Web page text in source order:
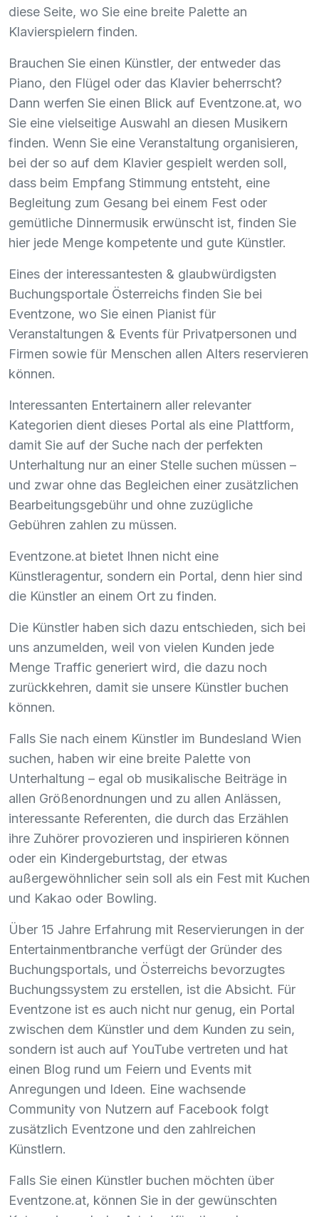
diese Seite, wo Sie eine breite Palette an
Klavierspielern finden.
Brauchen Sie einen Künstler, der entweder das
Piano, den Flügel oder das Klavier beherrscht?
Dann werfen Sie einen Blick auf Eventzone.at, wo
Sie eine vielseitige Auswahl an diesen Musikern
finden. Wenn Sie eine Veranstaltung organisieren,
bei der so auf dem Klavier gespielt werden soll,
dass beim Empfang Stimmung entsteht, eine
Begleitung zum Gesang bei einem Fest oder
gemütliche Dinnermusik erwünscht ist, finden Sie
hier jede Menge kompetente und gute Künstler.
Eines der interessantesten & glaubwürdigsten
Buchungsportale Österreichs finden Sie bei
Eventzone, wo Sie einen Pianist für
Veranstaltungen & Events für Privatpersonen und
Firmen sowie für Menschen allen Alters reservieren
können.
Interessanten Entertainern aller relevanter
Kategorien dient dieses Portal als eine Plattform,
damit Sie auf der Suche nach der perfekten
Unterhaltung nur an einer Stelle suchen müssen –
und zwar ohne das Begleichen einer zusätzlichen
Bearbeitungsgebühr und ohne zuzügliche
Gebühren zahlen zu müssen.
Eventzone.at bietet Ihnen nicht eine
Künstleragentur, sondern ein Portal, denn hier sind
die Künstler an einem Ort zu finden.
Die Künstler haben sich dazu entschieden, sich bei
uns anzumelden, weil von vielen Kunden jede
Menge Traffic generiert wird, die dazu noch
zurückkehren, damit sie unsere Künstler buchen
können.
Falls Sie nach einem Künstler im Bundesland Wien
suchen, haben wir eine breite Palette von
Unterhaltung – egal ob musikalische Beiträge in
allen Größenordnungen und zu allen Anlässen,
interessante Referenten, die durch das Erzählen
ihre Zuhörer provozieren und inspirieren können
oder ein Kindergeburtstag, der etwas
außergewöhnlicher sein soll als ein Fest mit Kuchen
und Kakao oder Bowling.
Über 15 Jahre Erfahrung mit Reservierungen in der
Entertainmentbranche verfügt der Gründer des
Buchungsportals, und Österreichs bevorzugtes
Buchungssystem zu erstellen, ist die Absicht. Für
Eventzone ist es auch nicht nur genug, ein Portal
zwischen dem Künstler und dem Kunden zu sein,
sondern ist auch auf YouTube vertreten und hat
einen Blog rund um Feiern und Events mit
Anregungen und Ideen. Eine wachsende
Community von Nutzern auf Facebook folgt
zusätzlich Eventzone und den zahlreichen
Künstlern.
Falls Sie einen Künstler buchen möchten über
Eventzone.at, können Sie in der gewünschten